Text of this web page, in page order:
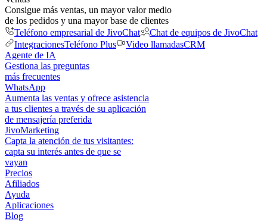
Consigue más ventas, un mayor valor medio
de los pedidos y una mayor base de clientes
Teléfono empresarial de JivoChat
Chat de equipos de JivoChat
IntegracionesTeléfono Plus Video llamadasCRM
Agente de IA
Gestiona las preguntas
más frecuentes
WhatsApp
Aumenta las ventas y ofrece asistencia
a tus clientes a través de su aplicación
de mensajería preferida
JivoMarketing
Capta la atención de tus visitantes:
capta su interés antes de que se
vayan
Precios
Afiliados
Ayuda
Aplicaciones
Blog